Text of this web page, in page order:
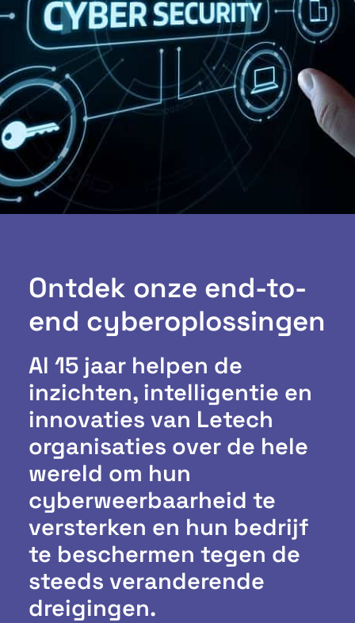
Ontdek onze end-to-
end cyberoplossingen
Al 15 jaar helpen de
inzichten, intelligentie en
innovaties van Letech
organisaties over de hele
wereld om hun
cyberweerbaarheid te
versterken en hun bedrijf
te beschermen tegen de
steeds veranderende
dreigingen.